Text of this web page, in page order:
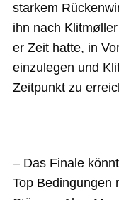
starkem
ihn nach
er Zeit hatte, in
einzulegen und
Zeitpunkt zu
– Das Finale
Top Bedingungen